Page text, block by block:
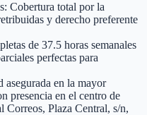
Cobertura total por la
y derecho preferente
de 37.5 horas semanales
perfectas para
asegurada en la mayor
presencia en el centro de
Plaza Central, s/n,